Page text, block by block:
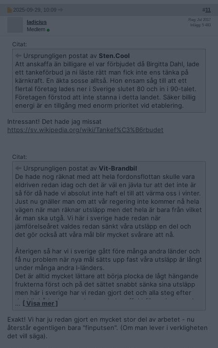
2025-09-29, 10:09 #11
ladicius
Medlem
Reg: Jul 2017
Inlägg: 5 483
Citat:
Ursprungligen postat av Sten.Cool
Att anskaffa än billigare el var förbjudet då Birgitta Dahl, lade
ett tankeförbud ja ni läste rätt man fick inte ens tänka på
kärnkraft. En äkta sosse alltså. Hon ensam såg till att ett
flertal företag lades ner i Sverige slutet 80 och in i 90-talet.
Företagen förstod att inte stanna i detta landet. Säker billig
energi är en tillgång med enorm prioritet vid etablering.
Intressant! Det hade jag missat
https://sv.wikipedia.org/wiki/Tankef%C3%B6rbudet
Citat:
Ursprungligen postat av Vit-Brandbil
De hade nog räknat med att hela fordonsflottan skulle vara
eldriven redan idag och det är väl en jävla tur att det inte är
så för då hade vi absolut inte haft el till att värma oss i vinter.
Just nu gnäller man om att vår regering inte kommer nå hela
vägen när man räknar utsläpp men det hela är bara från vilket
år man ska utgå. Vi här i sverige hade redan när
jämförelseåret valdes redan sänkt våra utsläpp en del och
det gör också att våra mål blir mycket svårare att nå.
Återigen så har vi i sverige gått före många andra länder och
få nu problem när nya mål sätts upp fast våra utsläpp är långt
under många andra I-länders.
Det är alltid mycket lättare att börja plocka de lågt hängande
frukterna först och på det sättet snabbt sänka sina utsläpp
men här i sverige har vi redan gjort det och alla steg efter
det blir både dyrare och ger mindre effekt för varje steg. Jag
skulle säga att sverige som nu står för någon promille av
världens utsläpp kan fortsätta leva som vi gör utan problem
och helt enkelt hjälpa andra länder på olika sätt för att även
de ska komma ner i vår nivå.
… [ Visa mer ]
Exakt! Vi har ju redan gjort en mycket stor del av arbetet - nu
återstår egentligen bara "finputsen". (Om man lever i verkligheten
det vill säga).